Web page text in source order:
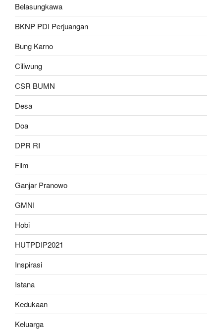
Belasungkawa
BKNP PDI Perjuangan
Bung Karno
Ciliwung
CSR BUMN
Desa
Doa
DPR RI
Film
Ganjar Pranowo
GMNI
Hobi
HUTPDIP2021
Inspirasi
Istana
Kedukaan
Keluarga